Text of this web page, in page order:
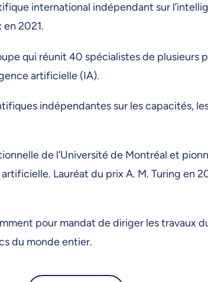
international indépendant sur
2021.
qui réunit 40 spécialistes de plusieurs
artificielle (IA).
indépendantes sur les capacités,
de l’Université de Montréal et
Lauréat du prix A. M. Turing en
pour mandat de diriger les travaux
du monde entier.